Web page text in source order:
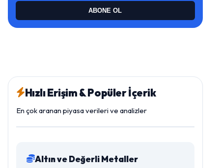
ABONE OL
Hızlı Erişim & Popüler İçerik
En çok aranan piyasa verileri ve analizler
Altın ve Değerli Metaller